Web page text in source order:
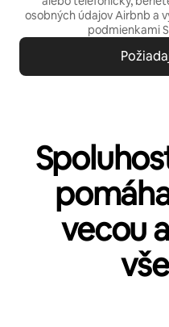
osobných údajovAirbnb a
podmienkami
vecou